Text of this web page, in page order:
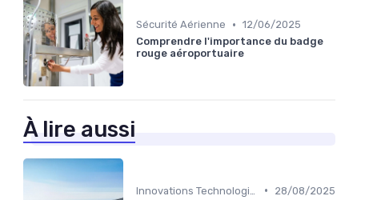
Sécurité Aérienne • 12/06/2025
Comprendre l'importance du badge
rouge aéroportuaire
À lire aussi
•
28/08/2025